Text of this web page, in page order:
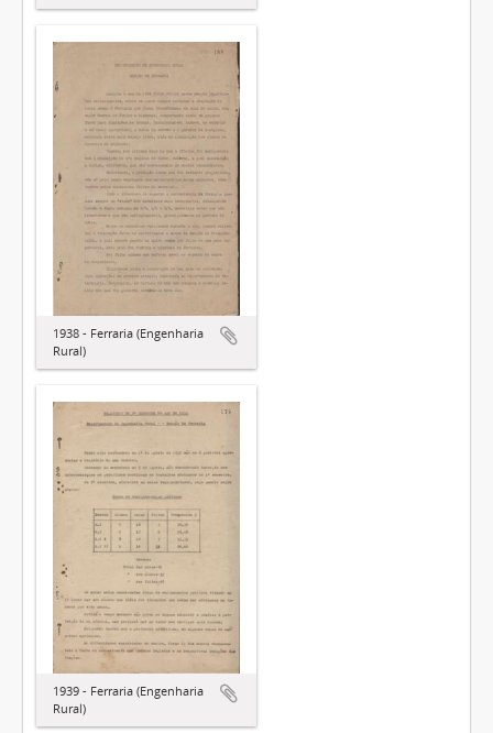
1938 - Ferraria (Engenharia
Rural)
1939 - Ferraria (Engenharia
Rural)